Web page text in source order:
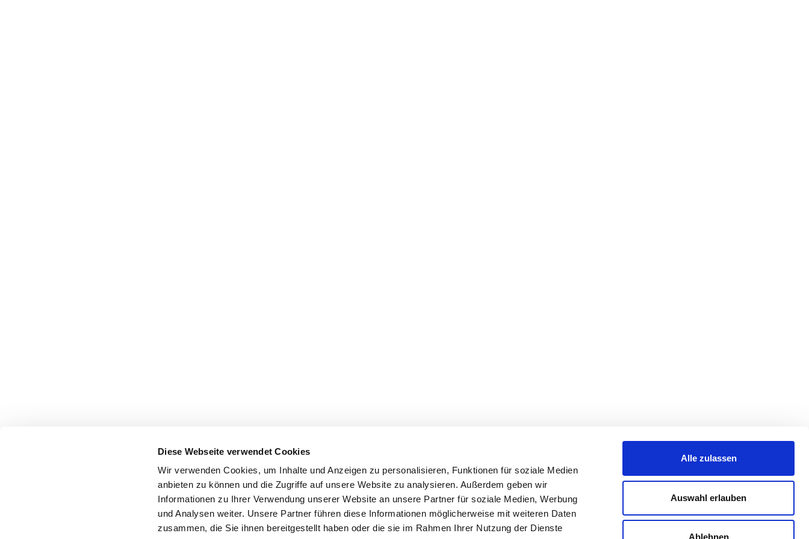
Diese Webseite verwendet Cookies
Wir verwenden Cookies, um Inhalte und Anzeigen zu personalisieren, Funktionen für soziale Medien
anbieten zu können und die Zugriffe auf unsere Website zu analysieren. Außerdem geben wir
Informationen zu Ihrer Verwendung unserer Website an unsere Partner für soziale Medien, Werbung
und Analysen weiter. Unsere Partner führen diese Informationen möglicherweise mit weiteren Daten
zusammen, die Sie ihnen bereitgestellt haben oder die sie im Rahmen Ihrer Nutzung der Dienste
Alle zulassen
Auswahl erlauben
Ablehnen